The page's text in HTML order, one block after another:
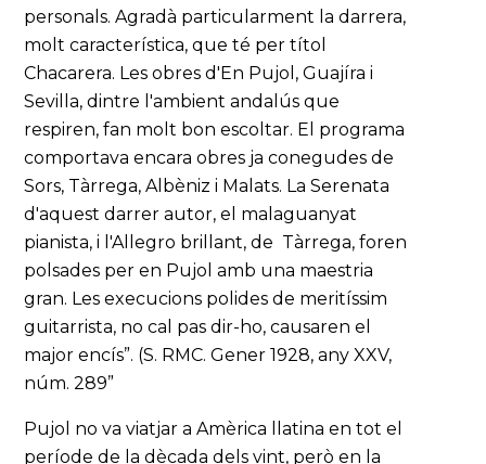
personals. Agradà particularment la darrera,
molt característica, que té per títol
Chacarera. Les obres d'En Pujol, Guajíra i
Sevilla, dintre l'ambient andalús que
respiren, fan molt bon escoltar. El programa
comportava encara obres ja conegudes de
Sors, Tàrrega, Albèniz i Malats. La Serenata
d'aquest darrer autor, el malaguanyat
pianista, i l'Allegro brillant, de Tàrrega, foren
polsades per en Pujol amb una maestria
gran. Les execucions polides de meritíssim
guitarrista, no cal pas dir-ho, causaren el
major encís”. (S. RMC. Gener 1928, any XXV,
núm. 289”
Pujol no va viatjar a Amèrica llatina en tot el
període de la dècada dels vint, però en la